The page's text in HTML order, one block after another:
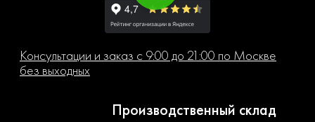
Консультации и заказ с 9:00 до 21:00 по Москве
без выходных
Производственный склад